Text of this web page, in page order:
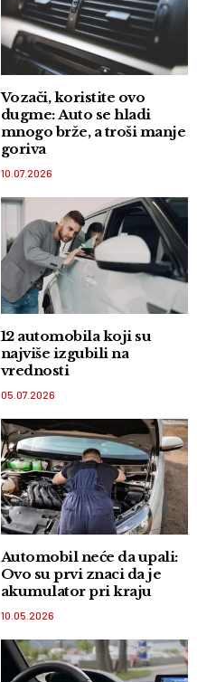
Vozači, koristite ovo
dugme: Auto se hladi
mnogo brže, a troši manje
goriva
10.07.2026
12 automobila koji su
najviše izgubili na
vrednosti
05.07.2026
Automobil neće da upali:
Ovo su prvi znaci da je
akumulator pri kraju
10.05.2026